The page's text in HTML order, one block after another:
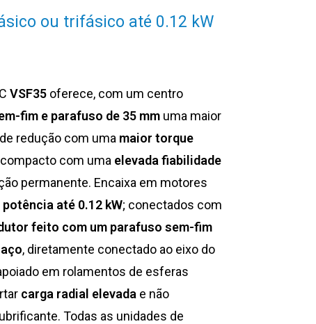
ou trifásico até 0.12 kW
VSF35 oferece, com um centro
fim e parafuso de 35 mm uma maior
redução com uma maior torque
com uma elevada fiabilidade
permanente. Encaixa em motores
até 0.12 kW; conectados com
feito com um parafuso sem-fim
, diretamente conectado ao eixo do
em rolamentos de esferas
carga radial elevada e não
Todas as unidades de